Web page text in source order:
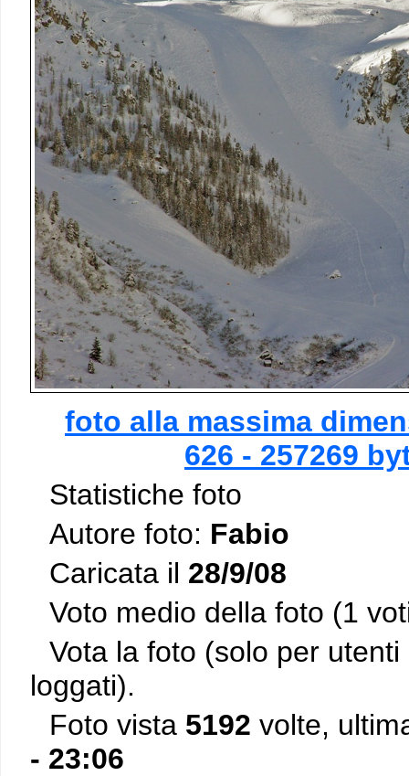
foto alla massima
626 - 257269
Statistiche foto
Autore foto: Fabio
Caricata il 28/9/08
Voto medio della foto (1
Vota la foto (solo per
loggati).
Foto vista 5192 volte,
- 23:06